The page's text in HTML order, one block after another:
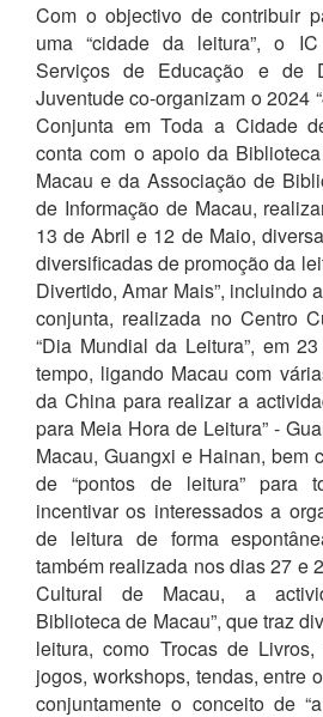
Com o objectivo de contribuir
uma “cidade da leitura”, o
Serviços de Educação e de
Juventude co-organizam o 2024
Conjunta em Toda a Cidade
conta com o apoio da
Macau e da Associação de
de Informação de Macau,
13 de Abril e 12 de Maio,
diversificadas de promoção da
Divertido, Amar Mais”, incluindo
conjunta, realizada no Centro
“Dia Mundial da Leitura”, em
tempo, ligando Macau com
da China para realizar a
para Meia Hora de Leitura” -
Macau, Guangxi e Hainan, bem
de “pontos de leitura” para
incentivar os interessados a
de leitura de forma
também realizada nos dias 27 e
Cultural de Macau, a
Biblioteca de Macau”, que traz
leitura, como Trocas de
jogos, workshops, tendas, entre
conjuntamente o conceito de